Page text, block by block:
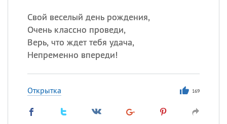
Свой веселый день рождения,
Очень классно проведи,
Верь, что ждет тебя удача,
Непременно впереди!
Открытка 169